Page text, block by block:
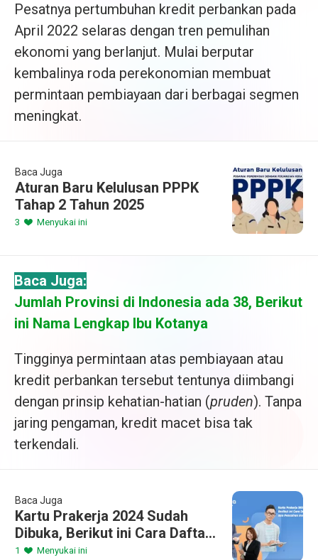
Pesatnya pertumbuhan kredit perbankan pada
April 2022 selaras dengan tren pemulihan
ekonomi yang berlanjut. Mulai berputar
kembalinya roda perekonomian membuat
permintaan pembiayaan dari berbagai segmen
meningkat.
Baca Juga
Aturan Baru Kelulusan PPPK
Tahap 2 Tahun 2025
3 Menyukai ini
Baca Juga:
Jumlah Provinsi di Indonesia ada 38, Berikut
ini Nama Lengkap Ibu Kotanya
Tingginya permintaan atas pembiayaan atau
kredit perbankan tersebut tentunya diimbangi
dengan prinsip kehatian-hatian (pruden). Tanpa
jaring pengaman, kredit macet bisa tak
terkendali.
Baca Juga
Kartu Prakerja 2024 Sudah
Dibuka, Berikut ini Cara Daftar,
Syarat, dan Pencairan
1 Menyukai ini